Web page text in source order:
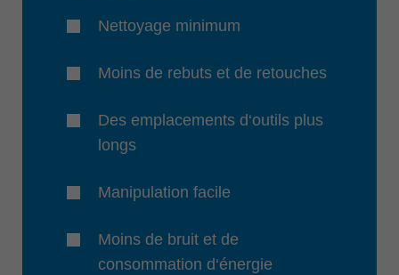
Nettoyage minimum
Moins de rebuts et de retouches
Des emplacements d‘outils plus
longs
Manipulation facile
Moins de bruit et de
consommation d‘énergie